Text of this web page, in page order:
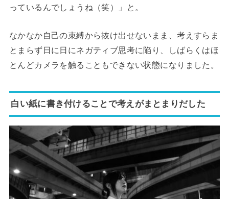
っているんでしょうね（笑）」と。
なかなか自己の束縛から抜け出せないまま、考えすらま
とまらず日に日にネガティブ思考に陥り、しばらくはほ
とんどカメラを触ることもできない状態になりました。
白い紙に書き付けることで考えがまとまりだした